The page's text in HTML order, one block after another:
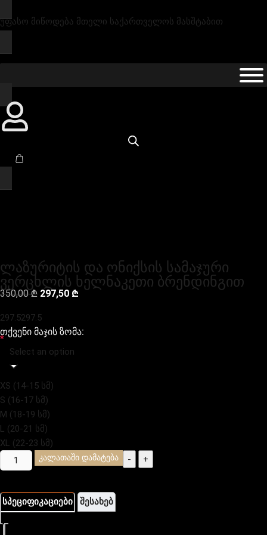
უფასო მიწოდება მთელი საქართველოს მასშტაბით
ლაზურიტის და ონიქსის სამაჯური
ვერცხლის ხელნაკეთი ბრენდინგით
350,00₾ 297,50 ₾
297.5297.5
თქვენი მაჯის ზომა:
*
Select an option
XS (14-15 სმ)
S (16-17 სმ)
M (18-19 სმ)
L (20-21 სმ)
XL (22-23 სმ)
-
+
კალათაში დამატება
სპეციფიკაციები შესახებ